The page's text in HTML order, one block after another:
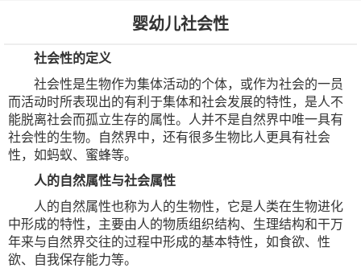
婴幼儿社会性
社会性的定义
社会性是生物作为集体活动的个体，或作为社会的一员
而活动时所表现出的有利于集体和社会发展的特性，是人不
能脱离社会而孤立生存的属性。人并不是自然界中唯一具有
社会性的生物。自然界中，还有很多生物比人更具有社会
性，如蚂蚁、蜜蜂等。
人的自然属性与社会属性
人的自然属性也称为人的生物性，它是人类在生物进化
中形成的特性，主要由人的物质组织结构、生理结构和干万
年来与自然界交往的过程中形成的基本特性，如食欲、性
欲、自我保存能力等。